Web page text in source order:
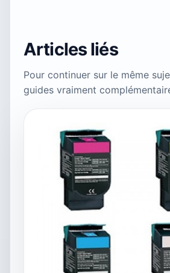
Articles liés
Pour continuer sur le même
guides vraiment